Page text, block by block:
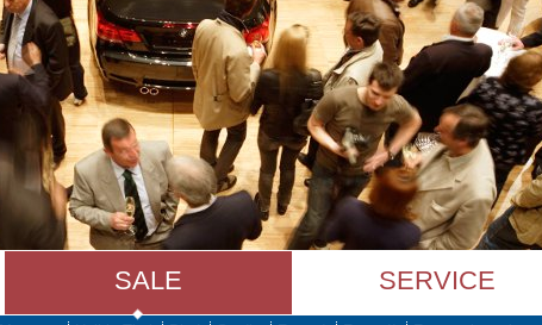
SALE SERVICE